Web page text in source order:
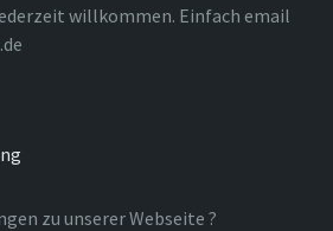
willkommen. Einfach email
zu unserer Webseite ?